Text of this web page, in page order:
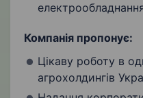
Компанія пропонує:
Цікаву роботу в
агрохолдингів